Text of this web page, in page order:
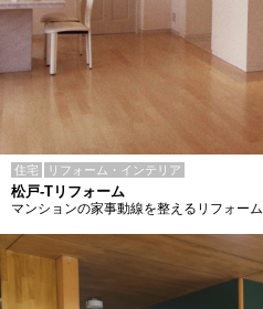
住宅 リフォーム・インテリア
松戸-Tリフォーム
マンションの家事動線を整えるリフォーム